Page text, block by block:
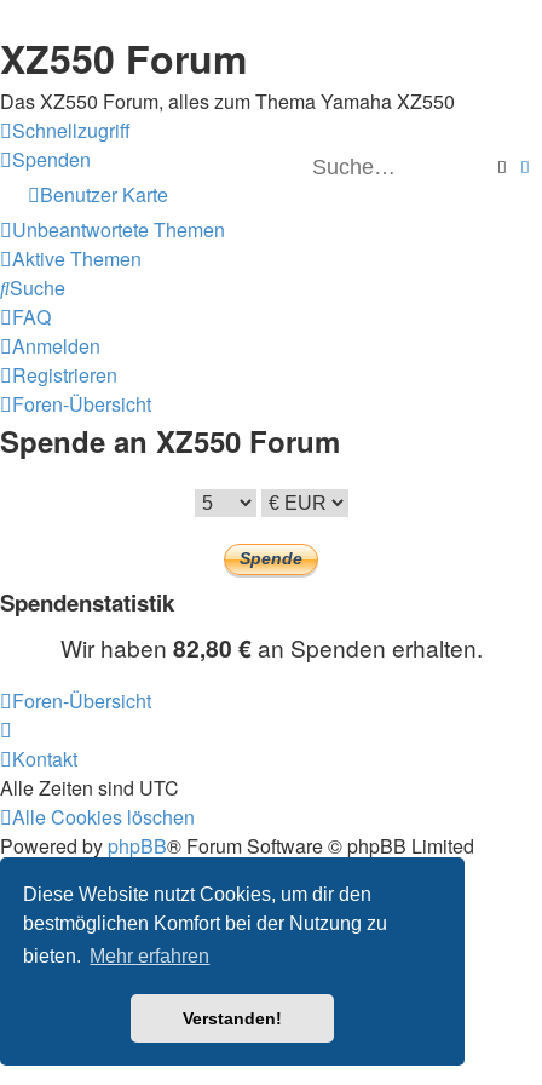
Diese Website nutzt Cookies, um dir den
bestmöglichen Komfort bei der Nutzung zu
bieten. Mehr erfahren
Verstanden!
XZ550 Forum
Das XZ550 Forum, alles zum Thema Yamaha XZ550
Schnellzugriff
Spenden
Benutzer Karte
Unbeantwortete Themen
Aktive Themen
Suche
FAQ
Anmelden
Registrieren
Foren-Übersicht
Spende an XZ550 Forum
Spendenstatistik
Wir haben 82,80 €an Spenden erhalten.
Foren-Übersicht
Kontakt
Alle Zeiten sind UTC
Alle Cookies löschen
Powered by phpBB® Forum Software © phpBB Limited
Datenschutz|Nutzungsbedingungen